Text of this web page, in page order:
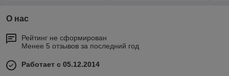
О нас
Рейтинг не сформирован
Менее 5 отзывов за последний год
Работает с 05.12.2014